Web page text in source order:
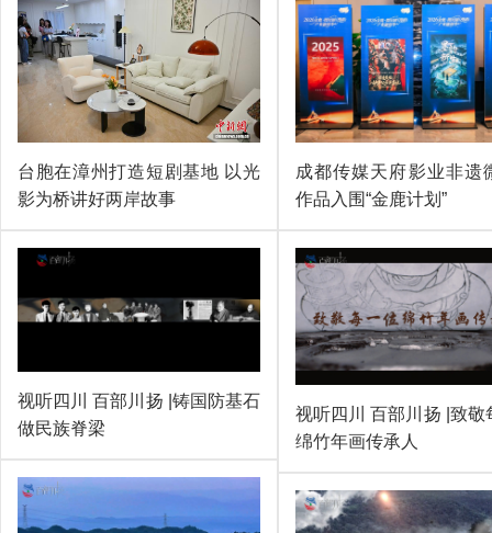
台胞在漳州打造短剧基地 以光
影为桥讲好两岸故事
视听四川 百部川扬 |铸国防基石
做民族脊梁
成都传媒天府影业非遗
作品入围“金鹿计划”
视听四川 百部川扬 |致敬
绵竹年画传承人